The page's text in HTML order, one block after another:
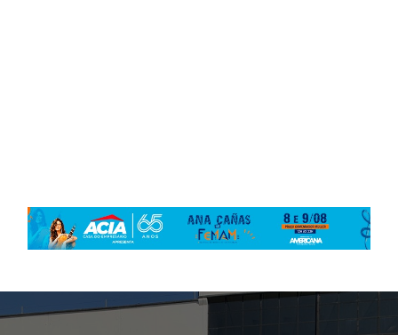
Educação de Nova